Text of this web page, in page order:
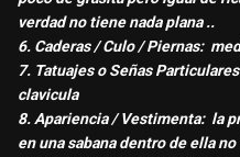
verdad no tiene nada plana ..
6. Caderas / Culo / Piernas:
7. Tatuajes o Señas
clavicula
8. Apariencia / Vestimenta: la
en una sabana dentro de ella